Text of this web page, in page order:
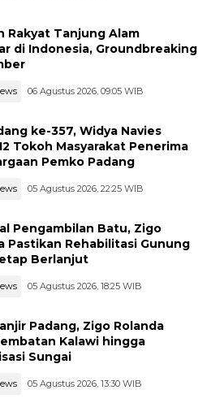
Rakyat Tanjung Alam
di Indonesia, Groundbreaking
06 Agustus 2026, 09:05 WIB
ke-357, Widya Navies
Tokoh Masyarakat Penerima
Pemko Padang
05 Agustus 2026, 22:25 WIB
Pengambilan Batu, Zigo
Pastikan Rehabilitasi Gunung
Berlanjut
05 Agustus 2026, 18:25 WIB
Padang, Zigo Rolanda
Kalawi hingga
Sungai
05 Agustus 2026, 13:30 WIB